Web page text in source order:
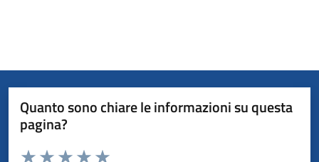
Quanto sono chiare le informazioni su questa
pagina?
Valuta da 1 a 5 stelle la pagina